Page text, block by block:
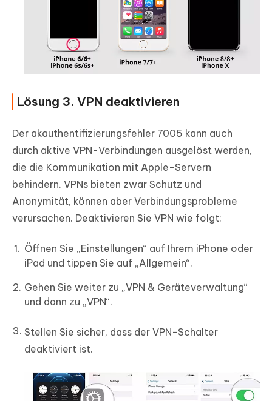
Lösung 3. VPN deaktivieren
Der akauthentifizierungsfehler 7005 kann auch
durch aktive VPN-Verbindungen ausgelöst werden,
die die Kommunikation mit Apple-Servern
behindern. VPNs bieten zwar Schutz und
Anonymität, können aber Verbindungsprobleme
verursachen. Deaktivieren Sie VPN wie folgt:
Öffnen Sie „Einstellungen“ auf Ihrem iPhone oder
iPad und tippen Sie auf „Allgemein“.
Gehen Sie weiter zu „VPN & Geräteverwaltung“
und dann zu „VPN“.
Stellen Sie sicher, dass der VPN-Schalter
deaktiviert ist.